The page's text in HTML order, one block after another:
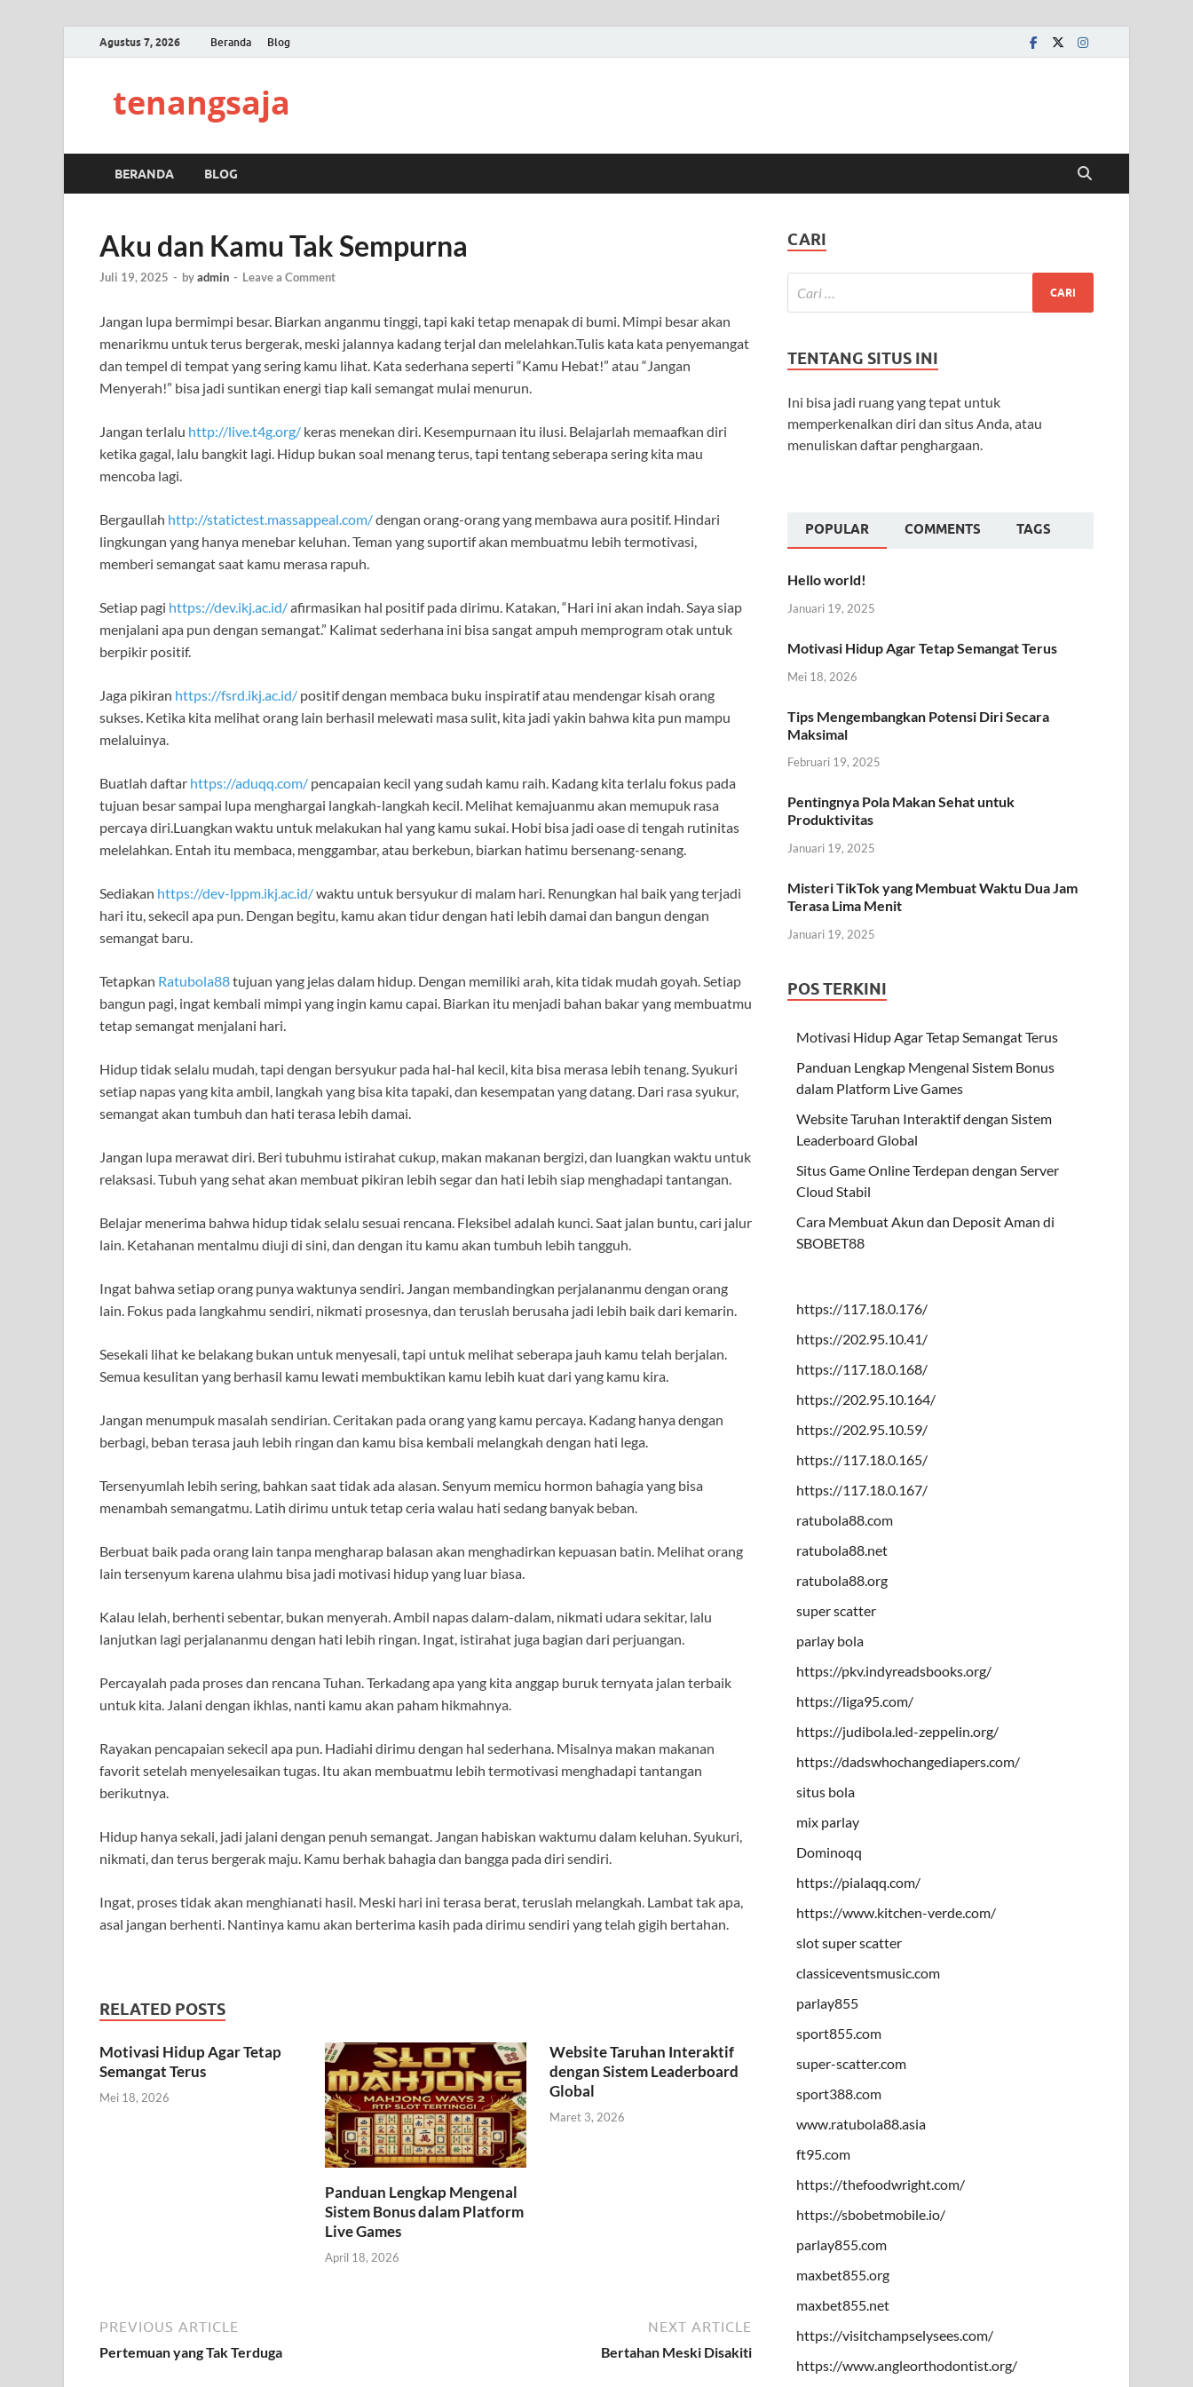
Agustus 7, 2026 Beranda Blog
tenangsaja
BERANDA BLOG
Aku dan Kamu Tak Sempurna
Juli 19, 2025 - byadmin - Leave a Comment
Jangan lupa bermimpi besar. Biarkan anganmu tinggi, tapi kaki tetap menapak di bumi. Mimpi besar akan
menarikmu untuk terus bergerak, meski jalannya kadang terjal dan melelahkan.Tulis kata kata penyemangat
dan tempel di tempat yang sering kamu lihat. Kata sederhana seperti “Kamu Hebat!” atau “Jangan
Menyerah!” bisa jadi suntikan energi tiap kali semangat mulai menurun.
Jangan terlalu http://live.t4g.org/ keras menekan diri. Kesempurnaan itu ilusi. Belajarlah memaafkan diri
ketika gagal, lalu bangkit lagi. Hidup bukan soal menang terus, tapi tentang seberapa sering kita mau
mencoba lagi.
Bergaullah http://statictest.massappeal.com/dengan orang-orang yang membawa aura positif. Hindari
lingkungan yang hanya menebar keluhan. Teman yang suportif akan membuatmu lebih termotivasi,
memberi semangat saat kamu merasa rapuh.
Setiap pagi https://dev.ikj.ac.id/afirmasikan hal positif pada dirimu. Katakan, “Hari ini akan indah. Saya siap
menjalani apa pun dengan semangat.” Kalimat sederhana ini bisa sangat ampuh memprogram otak untuk
berpikir positif.
Jaga pikiran https://fsrd.ikj.ac.id/ positif dengan membaca buku inspiratif atau mendengar kisah orang
sukses. Ketika kita melihat orang lain berhasil melewati masa sulit, kita jadi yakin bahwa kita pun mampu
melaluinya.
Buatlah daftar https://aduqq.com/ pencapaian kecil yang sudah kamu raih. Kadang kita terlalu fokus pada
tujuan besar sampai lupa menghargai langkah-langkah kecil. Melihat kemajuanmu akan memupuk rasa
percaya diri.Luangkan waktu untuk melakukan hal yang kamu sukai. Hobi bisa jadi oase di tengah rutinitas
melelahkan. Entah itu membaca, menggambar, atau berkebun, biarkan hatimu bersenang-senang.
Sediakan https://dev-lppm.ikj.ac.id/waktu untuk bersyukur di malam hari. Renungkan hal baik yang terjadi
hari itu, sekecil apa pun. Dengan begitu, kamu akan tidur dengan hati lebih damai dan bangun dengan
semangat baru.
Tetapkan Ratubola88tujuan yang jelas dalam hidup. Dengan memiliki arah, kita tidak mudah goyah. Setiap
bangun pagi, ingat kembali mimpi yang ingin kamu capai. Biarkan itu menjadi bahan bakar yang membuatmu
tetap semangat menjalani hari.
Hidup tidak selalu mudah, tapi dengan bersyukur pada hal-hal kecil, kita bisa merasa lebih tenang. Syukuri
setiap napas yang kita ambil, langkah yang bisa kita tapaki, dan kesempatan yang datang. Dari rasa syukur,
semangat akan tumbuh dan hati terasa lebih damai.
Jangan lupa merawat diri. Beri tubuhmu istirahat cukup, makan makanan bergizi, dan luangkan waktu untuk
relaksasi. Tubuh yang sehat akan membuat pikiran lebih segar dan hati lebih siap menghadapi tantangan.
Belajar menerima bahwa hidup tidak selalu sesuai rencana. Fleksibel adalah kunci. Saat jalan buntu, cari jalur
lain. Ketahanan mentalmu diuji di sini, dan dengan itu kamu akan tumbuh lebih tangguh.
Ingat bahwa setiap orang punya waktunya sendiri. Jangan membandingkan perjalananmu dengan orang
lain. Fokus pada langkahmu sendiri, nikmati prosesnya, dan teruslah berusaha jadi lebih baik dari kemarin.
Sesekali lihat ke belakang bukan untuk menyesali, tapi untuk melihat seberapa jauh kamu telah berjalan.
Semua kesulitan yang berhasil kamu lewati membuktikan kamu lebih kuat dari yang kamu kira.
Jangan menumpuk masalah sendirian. Ceritakan pada orang yang kamu percaya. Kadang hanya dengan
berbagi, beban terasa jauh lebih ringan dan kamu bisa kembali melangkah dengan hati lega.
Tersenyumlah lebih sering, bahkan saat tidak ada alasan. Senyum memicu hormon bahagia yang bisa
menambah semangatmu. Latih dirimu untuk tetap ceria walau hati sedang banyak beban.
Berbuat baik pada orang lain tanpa mengharap balasan akan menghadirkan kepuasan batin. Melihat orang
lain tersenyum karena ulahmu bisa jadi motivasi hidup yang luar biasa.
Kalau lelah, berhenti sebentar, bukan menyerah. Ambil napas dalam-dalam, nikmati udara sekitar, lalu
lanjutkan lagi perjalananmu dengan hati lebih ringan. Ingat, istirahat juga bagian dari perjuangan.
Percayalah pada proses dan rencana Tuhan. Terkadang apa yang kita anggap buruk ternyata jalan terbaik
untuk kita. Jalani dengan ikhlas, nanti kamu akan paham hikmahnya.
Rayakan pencapaian sekecil apa pun. Hadiahi dirimu dengan hal sederhana. Misalnya makan makanan
favorit setelah menyelesaikan tugas. Itu akan membuatmu lebih termotivasi menghadapi tantangan
berikutnya.
Hidup hanya sekali, jadi jalani dengan penuh semangat. Jangan habiskan waktumu dalam keluhan. Syukuri,
nikmati, dan terus bergerak maju. Kamu berhak bahagia dan bangga pada diri sendiri.
Ingat, proses tidak akan menghianati hasil. Meski hari ini terasa berat, teruslah melangkah. Lambat tak apa,
asal jangan berhenti. Nantinya kamu akan berterima kasih pada dirimu sendiri yang telah gigih bertahan.
RELATED POSTS
Motivasi Hidup Agar Tetap
Semangat Terus
Mei 18, 2026
Panduan Lengkap Mengenal
Sistem Bonus dalam Platform
Live Games
April 18, 2026
Website Taruhan Interaktif
dengan Sistem Leaderboard
Global
Maret 3, 2026
PREVIOUS ARTICLE
Pertemuan yang Tak Terduga
NEXT ARTICLE
Bertahan Meski Disakiti
CARI
TENTANG SITUS INI
Ini bisa jadi ruang yang tepat untuk
memperkenalkan diri dan situs Anda, atau
menuliskan daftar penghargaan.
POPULAR COMMENTS TAGS
Hello world!
Januari 19, 2025
Motivasi Hidup Agar Tetap Semangat Terus
Mei 18, 2026
Tips Mengembangkan Potensi Diri Secara
Maksimal
Februari 19, 2025
Pentingnya Pola Makan Sehat untuk
Produktivitas
Januari 19, 2025
Misteri TikTok yang Membuat Waktu Dua Jam
Terasa Lima Menit
Januari 19, 2025
POS TERKINI
Motivasi Hidup Agar Tetap Semangat Terus
Panduan Lengkap Mengenal Sistem Bonus
dalam Platform Live Games
Website Taruhan Interaktif dengan Sistem
Leaderboard Global
Situs Game Online Terdepan dengan Server
Cloud Stabil
Cara Membuat Akun dan Deposit Aman di
SBOBET88
https://117.18.0.176/
https://202.95.10.41/
https://117.18.0.168/
https://202.95.10.164/
https://202.95.10.59/
https://117.18.0.165/
https://117.18.0.167/
ratubola88.com
ratubola88.net
ratubola88.org
super scatter
parlay bola
https://pkv.indyreadsbooks.org/
https://liga95.com/
https://judibola.led-zeppelin.org/
https://dadswhochangediapers.com/
situs bola
mix parlay
Dominoqq
https://pialaqq.com/
https://www.kitchen-verde.com/
slot super scatter
classiceventsmusic.com
parlay855
sport855.com
super-scatter.com
sport388.com
www.ratubola88.asia
ft95.com
https://thefoodwright.com/
https://sbobetmobile.io/
parlay855.com
maxbet855.org
maxbet855.net
https://visitchampselysees.com/
https://www.angleorthodontist.org/